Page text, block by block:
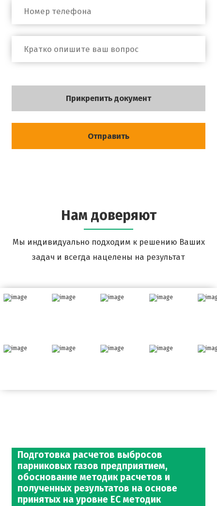
Прикрепить документ
Отправить
Нам доверяют
Мы индивидуально подходим к решению Ваших
задач и всегда нацелены на результат
Подготовка расчетов выбросов
парниковых газов предприятием,
обоснование методик расчетов и
полученных результатов на основе
принятых на уровне ЕС методик